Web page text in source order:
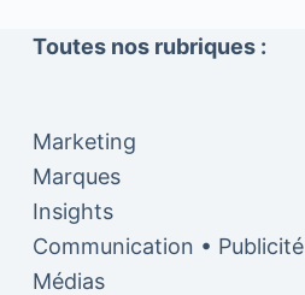
Toutes nos rubriques :
Marketing
Marques
Insights
Communication • Publicité
Médias